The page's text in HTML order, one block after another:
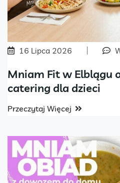
16 Lipca 2026
Mniam Fit w Elblągu
catering dla dzieci
Przeczytaj Więcej